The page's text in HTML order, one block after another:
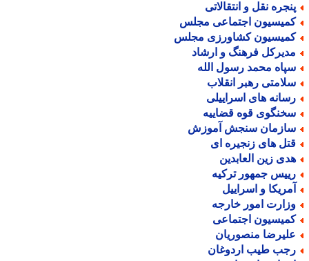
نقل و انتقالاتی
اجتماعی مجلس
کشاورزی مجلس
فرهنگ و ارشاد
محمد رسول الله
رهبر انقلاب
های اسراییلی
قوه قضاییه
سنجش آموزش
های زنجیره ای
زین العابدین
جمهور ترکیه
و اسراییل
امور خارجه
اجتماعی
منصوریان
طیب اردوغان